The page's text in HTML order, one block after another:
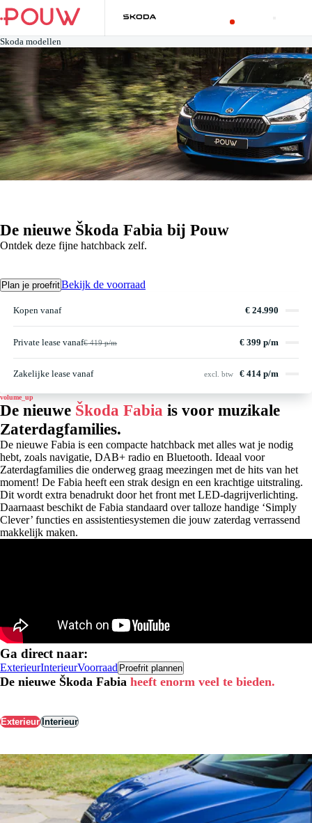
Skoda modellen
De nieuwe Škoda Fabia bij Pouw
Ontdek deze fijne hatchback zelf.
Plan je proefritBekijk de voorraad
Kopen vanaf € 24.990
Private lease vanaf€ 419 p/m € 399 p/m
Zakelijke lease vanaf excl. btw € 414 p/m
volume_up
De nieuwe Škoda Fabia is voor muzikale
Zaterdagfamilies.
De nieuwe Fabia is een compacte hatchback met alles wat je nodig
hebt, zoals navigatie, DAB+ radio en Bluetooth. Ideaal voor
Zaterdagfamilies die onderweg graag meezingen met de hits van het
moment! De Fabia heeft een strak design en een krachtige uitstraling.
Dit wordt extra benadrukt door het front met LED-dagrijverlichting.
Daarnaast beschikt de Fabia standaard over talloze handige ‘Simply
Clever’ functies en assistentiesystemen die jouw zaterdag verrassend
makkelijk maken.
Ga direct naar:
ExterieurInterieurVoorraad Proefrit plannen
De nieuwe Škoda Fabia heeft enorm veel te bieden.
ExterieurInterieur